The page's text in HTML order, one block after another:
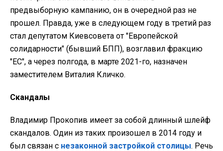
предвыборную кампанию, он в очередной раз не
прошел. Правда, уже в следующем году в третий раз
стал депутатом Киевсовета от "Европейской
солидарности" (бывший БПП), возглавил фракцию
"ЕС", а через полгода, в марте 2021-го, назначен
заместителем Виталия Кличко.
Скандалы
Владимир Прокопив имеет за собой длинный шлейф
скандалов. Один из таких произошел в 2014 году и
был связан с незаконной застройкой столицы. Речь